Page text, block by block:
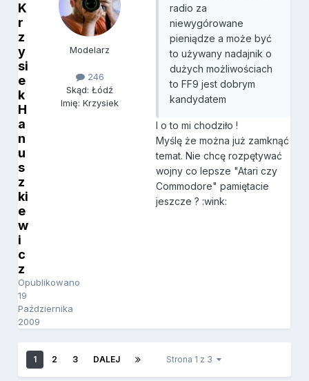
K
r
z
y
si
e
k
H
a
n
u
s
z
ki
e
w
i
c
z
Opublikowano
19
Października
2009
Modelarz
246
Skąd: Łódź
Imię: Krzysiek
radio za
niewygórowane
pieniądze a może być
to używany nadajnik o
dużych możliwościach
to FF9 jest dobrym
kandydatem
I o to mi chodziło !
Myślę że można już zamknąć
temat. Nie chcę rozpętywać
wojny co lepsze "Atari czy
Commodore" pamiętacie
jeszcze ? :wink:
1 2 3 DALEJ Strona 1 z 3